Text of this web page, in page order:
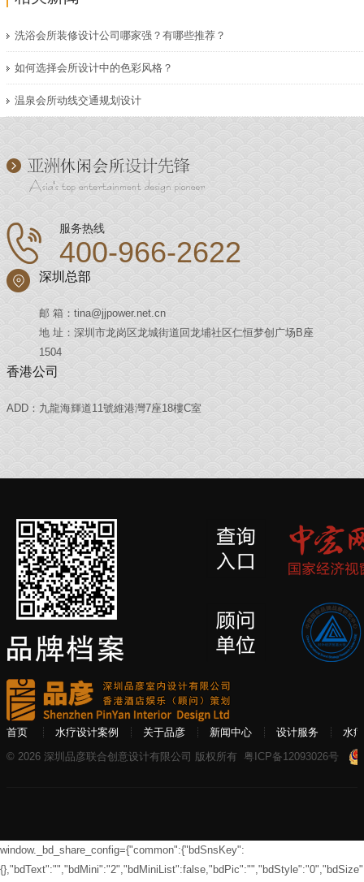
洗浴会所装修设计公司哪家强？有哪些推荐？
如何选择会所设计中的色彩风格？
温泉会所动线交通规划设计
服务热线
400-966-2622
深圳总部
邮 箱：tina@jjpower.net.cn
地 址：深圳市龙岗区龙城街道回龙埔社区仁恒梦创广场B座
1504
香港公司
ADD：九龍海輝道11號維港灣7座18樓C室
首页 水疗设计案例 关于品彦 新闻中心 设计服务
水
© 2026 深圳品彦联合创意设计有限公司 版权所有 粤ICP备12093026号
window._bd_share_config={"common":{"bdSnsKey":